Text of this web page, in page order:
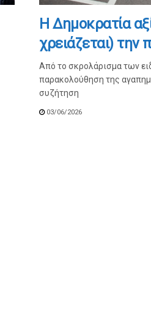
Η Δημοκρατία
χρειάζεται) την
Από το σκρολάρισμα των
παρακολούθηση της
συζήτηση
03/06/2026